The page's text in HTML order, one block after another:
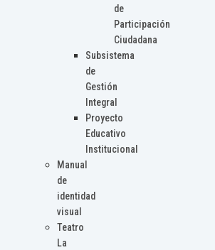
de
Participación
Ciudadana
Subsistema
de
Gestión
Integral
Proyecto
Educativo
Institucional
Manual
de
identidad
visual
Teatro
La